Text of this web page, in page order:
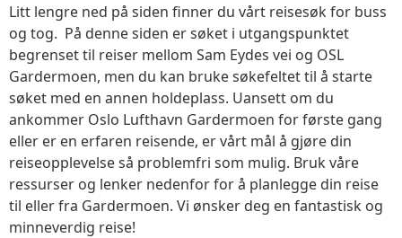
Litt lengre ned på siden finner du vårt reisesøk for buss
og tog. På denne siden er søket i utgangspunktet
begrenset til reiser mellom Sam Eydes vei og OSL
Gardermoen, men du kan bruke søkefeltet til å starte
søket med en annen holdeplass. Uansett om du
ankommer Oslo Lufthavn Gardermoen for første gang
eller er en erfaren reisende, er vårt mål å gjøre din
reiseopplevelse så problemfri som mulig. Bruk våre
ressurser og lenker nedenfor for å planlegge din reise
til eller fra Gardermoen. Vi ønsker deg en fantastisk og
minneverdig reise!